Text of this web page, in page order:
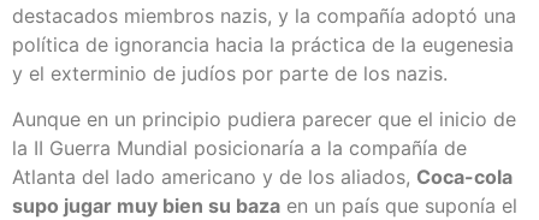
destacados miembros nazis, y la compañía adoptó una
política de ignorancia hacia la práctica de la eugenesia
y el exterminio de judíos por parte de los nazis.
Aunque en un principio pudiera parecer que el inicio de
la II Guerra Mundial posicionaría a la compañía de
Atlanta del lado americano y de los aliados, Coca-cola
supo jugar muy bien su baza en un país que suponía el